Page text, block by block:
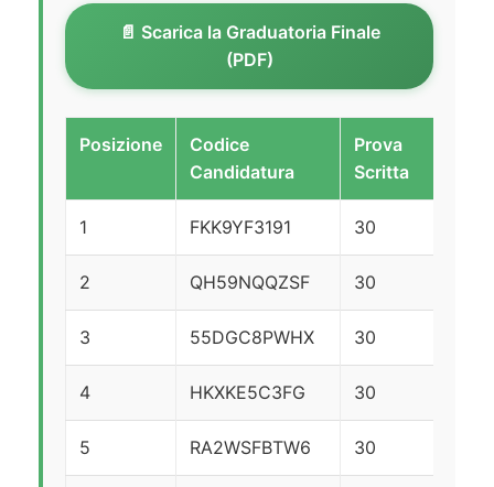
📄 Scarica la Graduatoria Finale
(PDF)
Posizione
Codice
Candidatura
Prova
Scritta
1 FKK9YF3191 30
2 QH59NQQZSF 30
3 55DGC8PWHX 30
4 HKXKE5C3FG 30
5 RA2WSFBTW6 30